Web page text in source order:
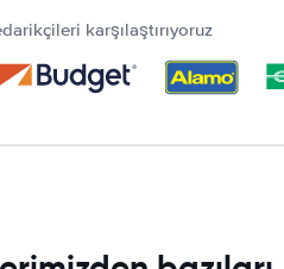
karşılaştırıyoruz